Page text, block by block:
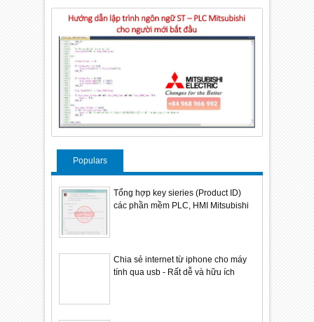
Populars
Tổng hợp key sieries (Product ID)
các phần mềm PLC, HMI Mitsubishi
Chia sẻ internet từ iphone cho máy
tính qua usb - Rất dễ và hữu ích